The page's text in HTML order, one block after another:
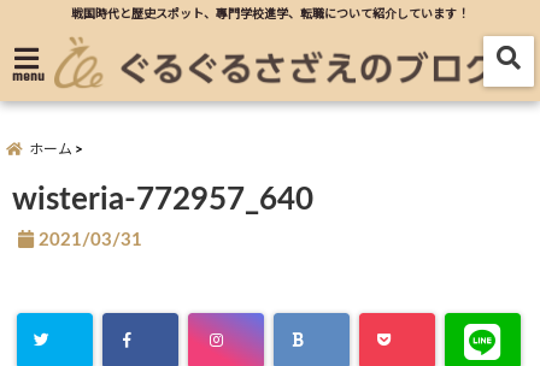
戦国時代と歴史スポット、專門学校進学、転職について紹介しています！
menu
ホーム
wisteria-772957_640
2021/03/31